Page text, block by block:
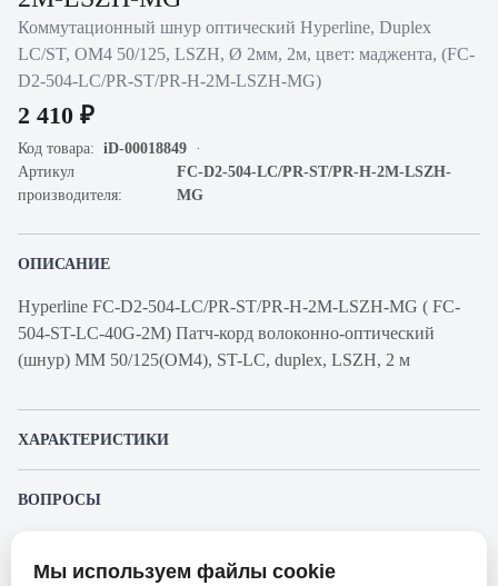
Коммутационный шнур оптический Hyperline, Duplex
LC/ST, OM4 50/125, LSZH, Ø 2мм, 2м, цвет: маджента, (FC-
D2-504-LC/PR-ST/PR-H-2M-LSZH-MG)
2 410 ₽
Код товара: iD-00018849
Артикул
производителя:
FC-D2-504-LC/PR-ST/PR-H-2M-LSZH-
MG
ОПИСАНИЕ
Hyperline FC-D2-504-LC/PR-ST/PR-H-2M-LSZH-MG ( FC-
504-ST-LC-40G-2M) Патч-корд волоконно-оптический
(шнур) MM 50/125(OM4), ST-LC, duplex, LSZH, 2 м
ХАРАКТЕРИСТИКИ
ВОПРОСЫ
Представленные изображения и характеристики могут отличаться от реального
Мы используем файлы cookie